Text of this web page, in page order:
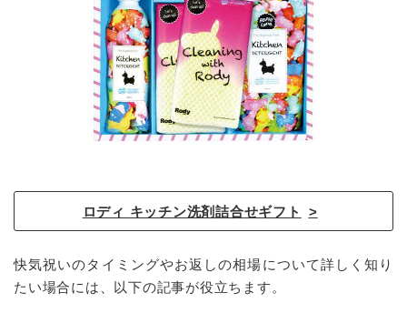
ロディ キッチン洗剤詰合せギフト
快気祝いのタイミングやお返しの相場について詳しく知り
たい場合には、以下の記事が役立ちます。